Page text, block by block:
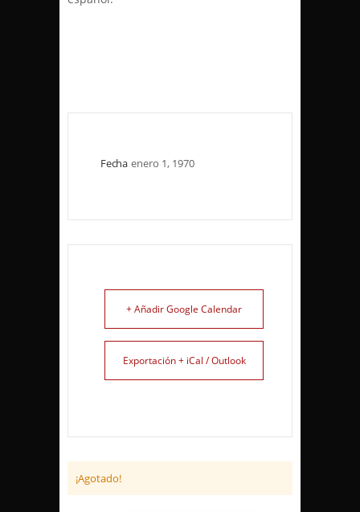
Fecha enero 1, 1970
+ Añadir Google Calendar
Exportación + iCal / Outlook
¡Agotado!